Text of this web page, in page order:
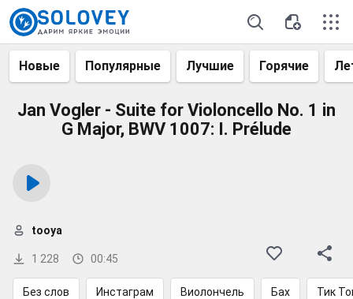
Новые Популярные Лучшие Горячие
Jan Vogler - Suite for Violoncello No. 1 in
G Major, BWV 1007: I. Prélude
1 228 00:45
tooya
Без слов Инстаграм Виолончель Бах Тик